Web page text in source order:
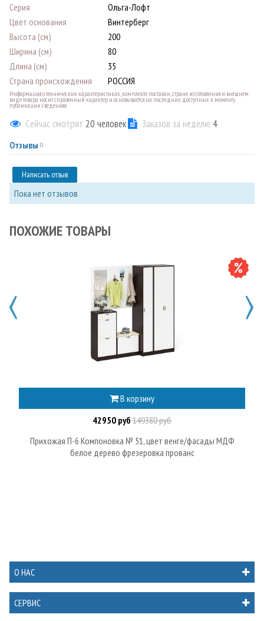
Серия
Ольга-Лофт
Цвет основания
Винтерберг
Высота (см)
200
Ширина (см)
80
Длина (см)
35
Страна происхождения
РОССИЯ
Информация о технических характеристиках, комплекте поставки, стране изготовления и внешнем
виде товара носит справочный характер и основывается на последних доступных к моменту
публикации сведениях
Сейчас смотрят 20 человек Заказов за неделю 4
Отзывы 0
Написать отзыв
Пока нет отзывов
ПОХОЖИЕ ТОВАРЫ
В корзину
42950 руб 149380 руб
Прихожая П-6 Компоновка № 51, цвет венге/фасады МДФ
белое дерево фрезеровка прованс
О НАС
СЕРВИС